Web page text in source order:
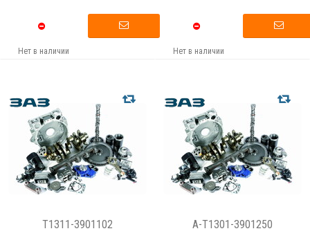
Нет в наличии Нет в наличии
T1311-3901102 A-T1301-3901250